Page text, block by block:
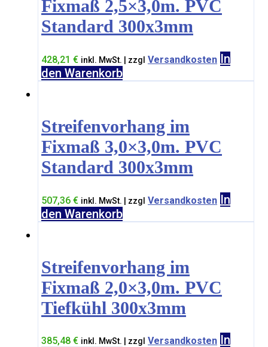
Fixmaß 2,5×3,0m. PVC
Standard 300x3mm
428,21 € inkl. MwSt. | zzgl Versandkosten In
den Warenkorb
Streifenvorhang im
Fixmaß 3,0×3,0m. PVC
Standard 300x3mm
507,36 € inkl. MwSt. | zzgl Versandkosten In
den Warenkorb
Streifenvorhang im
Fixmaß 2,0×3,0m. PVC
Tiefkühl 300x3mm
385,48 € inkl. MwSt. | zzgl Versandkosten In